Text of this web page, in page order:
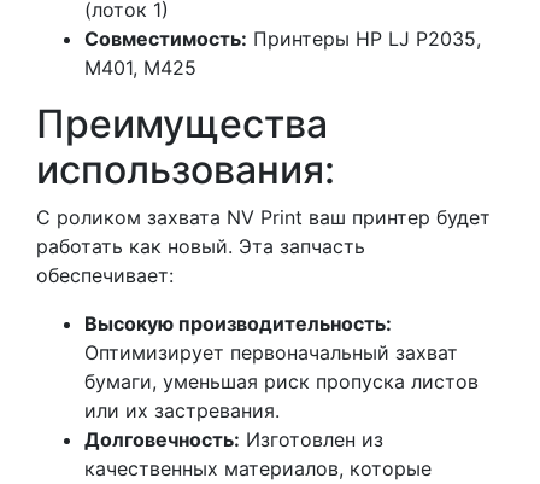
(лоток 1)
Совместимость: Принтеры HP LJ P2035,
M401, M425
Преимущества
использования:
С роликом захвата NV Print ваш принтер будет
работать как новый. Эта запчасть
обеспечивает:
Высокую производительность:
Оптимизирует первоначальный захват
бумаги, уменьшая риск пропуска листов
или их застревания.
Долговечность: Изготовлен из
качественных материалов, которые